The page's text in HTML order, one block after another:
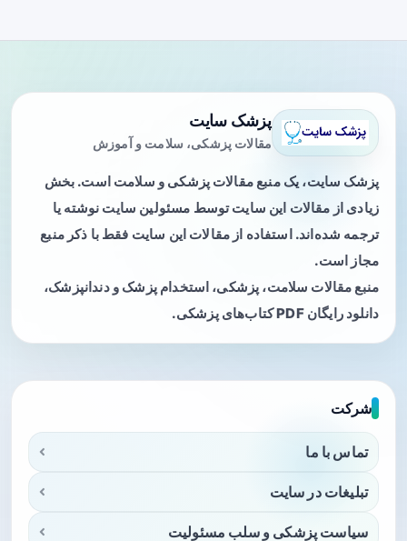
پزشک سایت
مقالات پزشکی، سلامت و آموزش
پزشک سایت، یک منبع مقالات پزشکی و سلامت است. بخش
زیادی از مقالات این سایت توسط مسئولین سایت نوشته یا
ترجمه شده‌اند. استفاده از مقالات این سایت فقط با ذکر منبع
مجاز است.
منبع مقالات سلامت، پزشکی، استخدام پزشک و دندانپزشک،
دانلود رایگان PDF کتاب‌های پزشکی.
شرکت
تماس با ما
تبلیغات در سایت
سیاست پزشکی و سلب مسئولیت